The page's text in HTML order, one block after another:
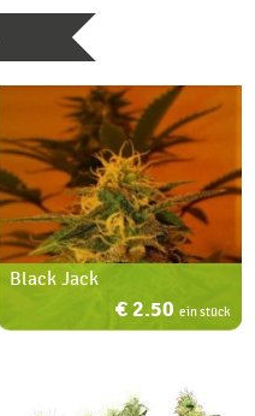
Black Jack
€ 2.50 ein stück